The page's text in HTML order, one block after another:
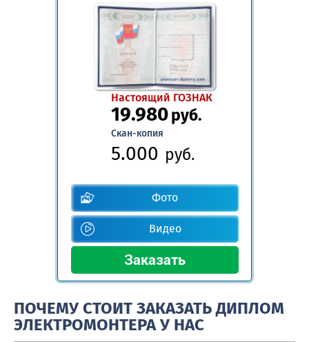
Настоящий ГОЗНАК
19.980руб.
Скан-копия
5.000 руб.
Фото
Видео
ПОЧЕМУ СТОИТ ЗАКАЗАТЬ ДИПЛОМ
ЭЛЕКТРОМОНТЕРА У НАС